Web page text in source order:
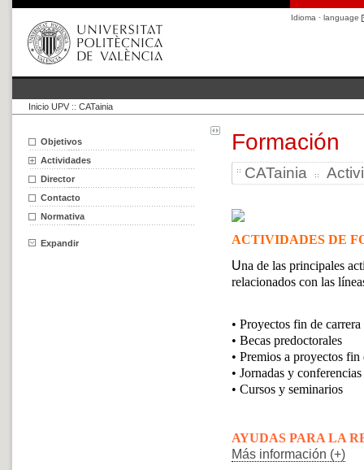
Idioma · language
Inicio UPV :: CATainia
Objetivos
Actividades
Director
Contacto
Normativa
Expandir
Formación
CATainia
ACTIVIDADES DE
Una de las principales
relacionados con las
• Proyectos fin de carrera
• Becas predoctorales
• Premios a proyectos fin
• Jornadas y conferencias
• Cursos y seminarios
AYUDAS PARA LA
Más información (+)